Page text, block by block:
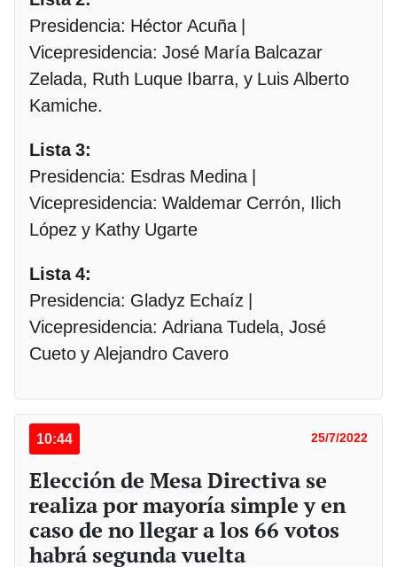
Presidencia: Héctor Acuña |
Vicepresidencia: José María Balcazar
Zelada, Ruth Luque Ibarra, y Luis Alberto
Kamiche.
Lista 3:
Presidencia: Esdras Medina |
Vicepresidencia: Waldemar Cerrón, Ilich
López y Kathy Ugarte
Lista 4:
Presidencia: Gladyz Echaíz |
Vicepresidencia: Adriana Tudela, José
Cueto y Alejandro Cavero
10:44 25/7/2022
Elección de Mesa Directiva se
realiza por mayoría simple y en
caso de no llegar a los 66 votos
habrá segunda vuelta